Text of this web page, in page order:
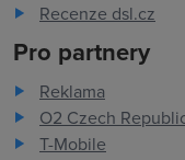
Recenze dsl.cz
Pro partnery
Reklama
O2 Czech
T-Mobile